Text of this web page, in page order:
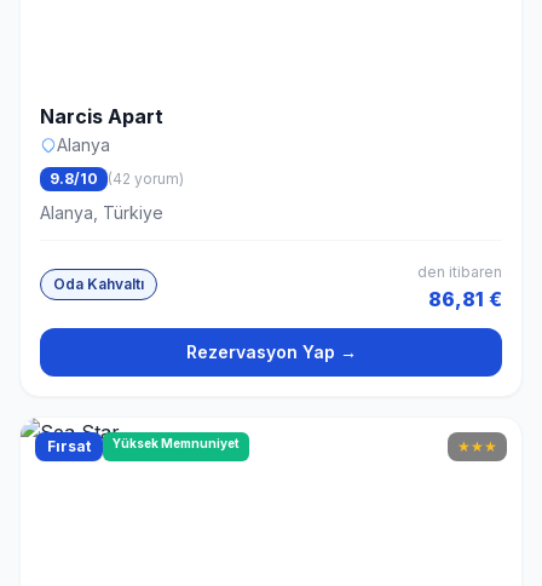
Narcis Apart
Alanya
9.8/10 (42 yorum)
Alanya, Türkiye
Oda Kahvaltı
den itibaren
86,81 €
Rezervasyon Yap →
Fırsat Yüksek Memnuniyet ★★★